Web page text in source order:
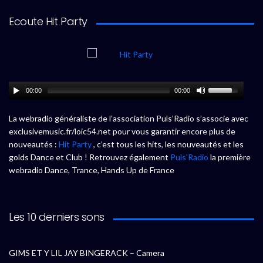
Ecoute Hit Party
00:00 00:00
La webradio généraliste de l’association Puls’Radio s’associe avec
exclusivemusic.fr/loic54.net pour vous garantir encore plus de
nouveautés : Hit Party, c’est tous les hits, les nouveautés et les
golds Dance et Club ! Retrouvez également Puls’Radio la première
webradio Dance, Trance, Hands Up de France
Les 10 derniers sons
GIMS ET Y LIL JAY BINGERACK – Camera